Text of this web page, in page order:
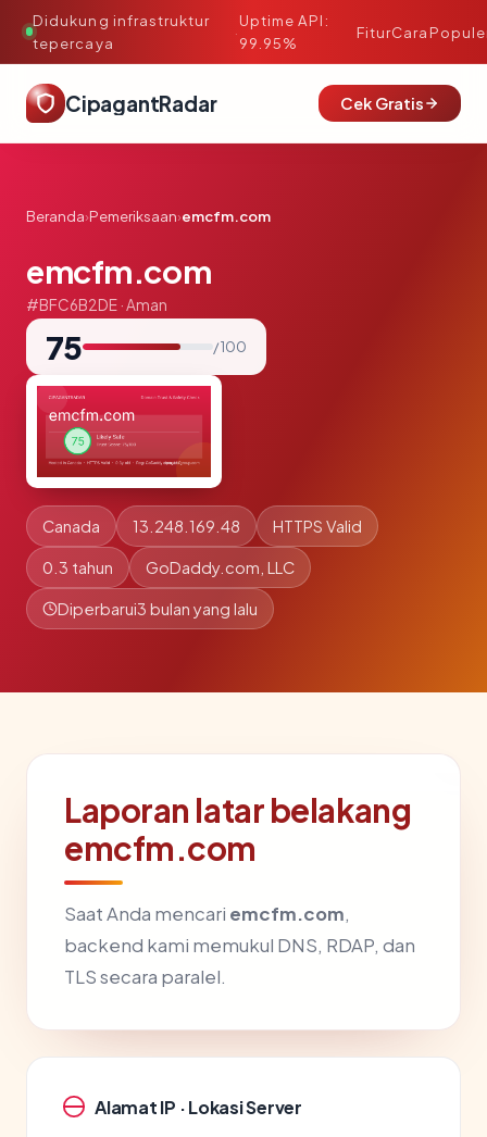
Didukung infrastruktur
tepercaya
·
Uptime API:
99.95%
FiturCara
CipagantRadar Cek Gratis
Beranda›Pemeriksaan›emcfm.com
emcfm.com
#BFC6B2DE · Aman
75 / 100
Canada 13.248.169.48 HTTPS Valid
0.3 tahun GoDaddy.com, LLC
Diperbarui3 bulan yang lalu
Laporan latar belakang
emcfm.com
Saat Anda mencari emcfm.com,
backend kami memukul DNS, RDAP, dan
TLS secara paralel.
Alamat IP · Lokasi Server